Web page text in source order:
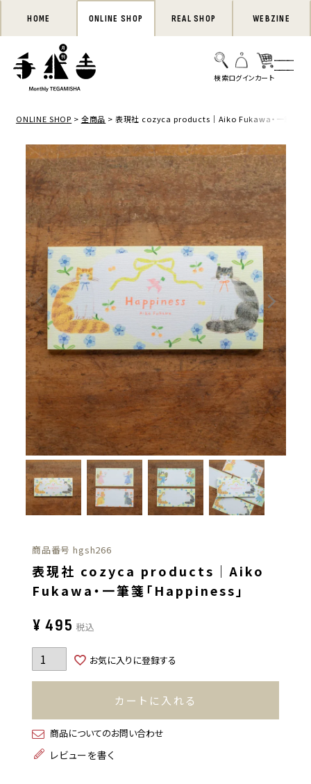
HOME ONLINE SHOP REAL SHOP WEBZINE
ONLINE SHOP 全商品 表現社 cozyca products｜Aiko Fukawa・一筆箋「
商品番号 hgsh266
表現社 cozyca products｜Aiko
Fukawa・一筆箋「Happiness」
¥ 495 税込
お気に入りに登録する
カートに入れる
商品についてのお問い合わせ
レビューを書く